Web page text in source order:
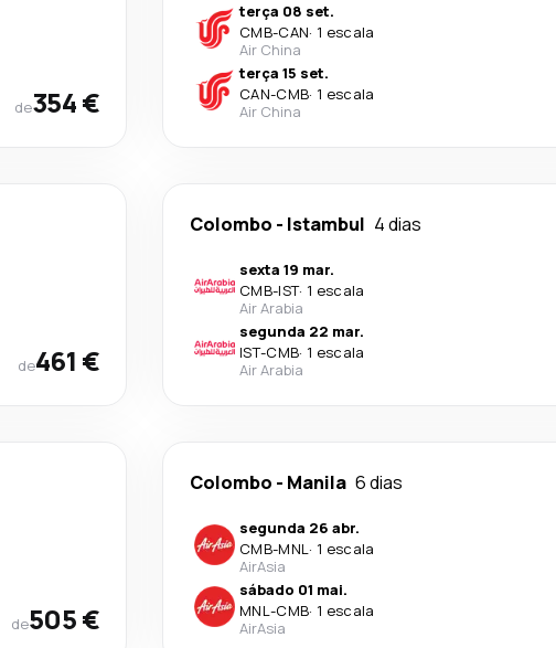
de354 €
terça 08 set.
CMB-CAN· 1 escala
Air China
terça 15 set.
CAN-CMB· 1 escala
Air China
de461 €
Colombo - Istambul 4 dias
sexta 19 mar.
CMB-IST· 1 escala
Air Arabia
segunda 22 mar.
IST-CMB· 1 escala
Air Arabia
de505 €
Colombo - Manila 6 dias
segunda 26 abr.
CMB-MNL· 1 escala
AirAsia
sábado 01 mai.
MNL-CMB· 1 escala
AirAsia